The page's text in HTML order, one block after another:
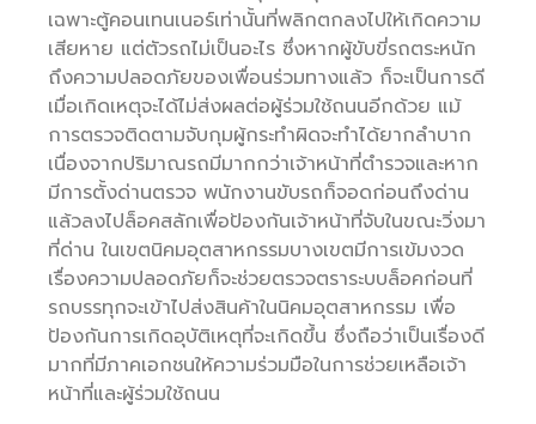
เฉพาะตู้คอนเทนเนอร์เท่านั้นที่พลิกตกลงไปให้เกิดความ
เสียหาย แต่ตัวรถไม่เป็นอะไร ซึ่งหากผู้ขับขี่รถตระหนัก
ถึงความปลอดภัยของเพื่อนร่วมทางแล้ว ก็จะเป็นการดี
เมื่อเกิดเหตุจะได้ไม่ส่งผลต่อผู้ร่วมใช้ถนนอีกด้วย แม้
การตรวจติดตามจับกุมผู้กระทำผิดจะทำได้ยากลำบาก
เนื่องจากปริมาณรถมีมากกว่าเจ้าหน้าที่ตำรวจและหาก
มีการตั้งด่านตรวจ พนักงานขับรถก็จอดก่อนถึงด่าน
แล้วลงไปล็อคสลักเพื่อป้องกันเจ้าหน้าที่จับในขณะวิ่งมา
ที่ด่าน ในเขตนิคมอุตสาหกรรมบางเขตมีการเข้มงวด
เรื่องความปลอดภัยก็จะช่วยตรวจตราระบบล็อคก่อนที่
รถบรรทุกจะเข้าไปส่งสินค้าในนิคมอุตสาหกรรม เพื่อ
ป้องกันการเกิดอุบัติเหตุที่จะเกิดขึ้น ซึ่งถือว่าเป็นเรื่องดี
มากที่มีภาคเอกชนให้ความร่วมมือในการช่วยเหลือเจ้า
หน้าที่และผู้ร่วมใช้ถนน